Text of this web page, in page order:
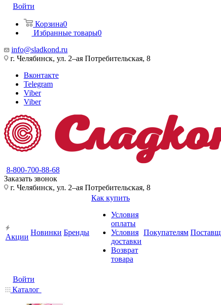
Войти
Корзина0
Избранные товары0
info@sladkond.ru
г. Челябинск, ул. 2–ая Потребительская, 8
Вконтакте
Telegram
Viber
Viber
8-800-700-88-68
Заказать звонок
г. Челябинск, ул. 2–ая Потребительская, 8
Акции
Новинки Бренды
Как купить
Условия
оплаты
Условия
доставки
Возврат
товара
Покупателям
Войти
Каталог